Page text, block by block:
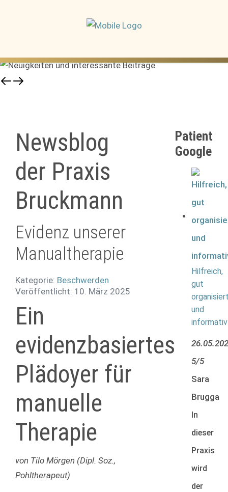
Google
Hilfreich,
gut
und
informativ
5/5
Sara
Brugga
In
dieser
Praxis
wird
der
Newsblog
der Praxis
Bruckmann
Evidenz unserer
Manualtherapie
Kategorie: Beschwerden
Veröffentlicht: 10. März 2025
Ein
evidenzbasiertes
Plädoyer für
manuelle
Therapie
von Tilo Mörgen (Dipl. Soz.,
Pohltherapeut)